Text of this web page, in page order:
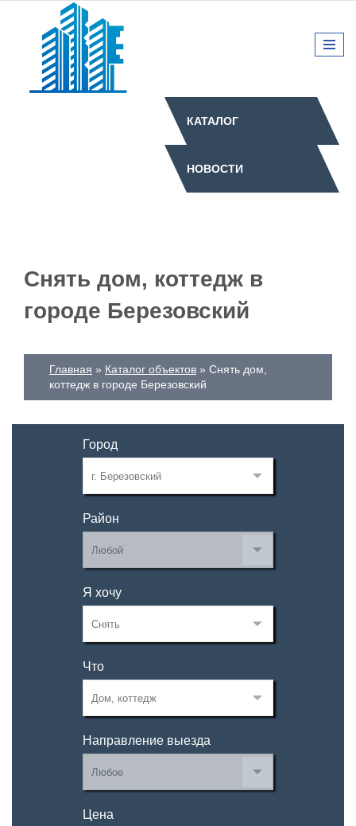
КАТАЛОГ
НОВОСТИ
Снять дом, коттедж в
городе Березовский
Главная Каталог объектов
Снять дом,
коттедж в городе Березовский
Город
Район
Я хочу
Что
Направление выезда
Цена